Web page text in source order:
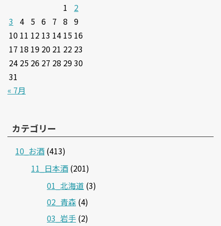
1
2
3 4 5 6 7 8 9
10 11 12 13 14 15 16
17 18 19 20 21 22 23
24 25 26 27 28 2930
31
« 7月
カテゴリー
10_お酒 (413)
11_日本酒 (201)
01_北海道 (3)
02_青森 (4)
03_岩手 (2)